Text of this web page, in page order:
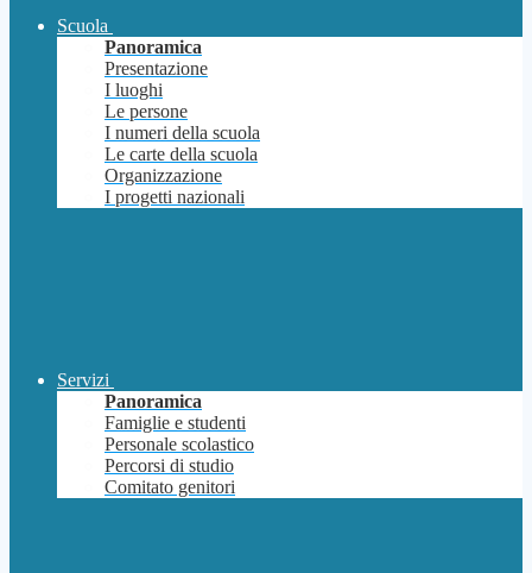
Scuola
Panoramica
Presentazione
I luoghi
Le persone
I numeri della scuola
Le carte della scuola
Organizzazione
I progetti nazionali
Servizi
Panoramica
Famiglie e studenti
Personale scolastico
Percorsi di studio
Comitato genitori